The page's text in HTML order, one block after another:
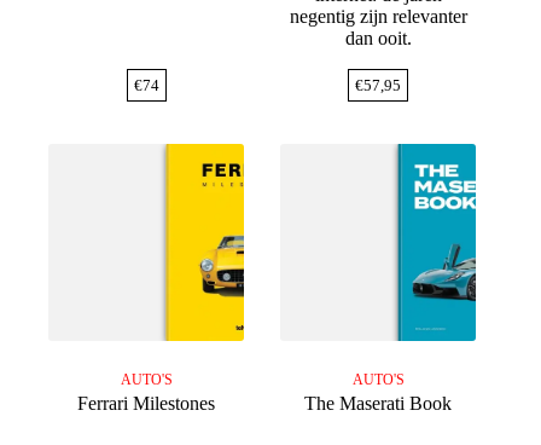
€74
negentig zijn relevanter
dan ooit.
€57,95
AUTO'S
Ferrari Milestones
AUTO'S
The Maserati Book